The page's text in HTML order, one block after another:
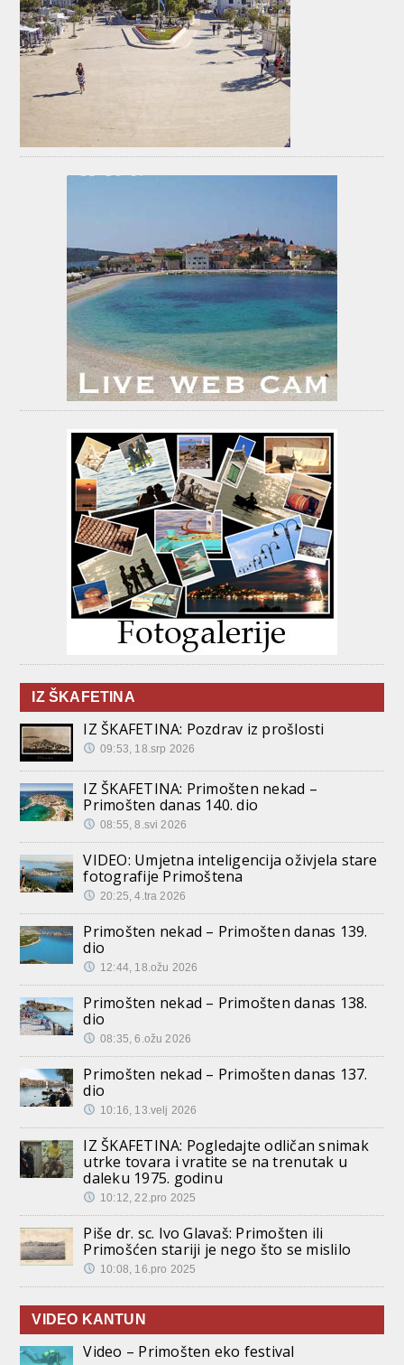
IZ ŠKAFETINA
IZ ŠKAFETINA: Pozdrav iz prošlosti
09:53, 18.srp 2026
IZ ŠKAFETINA: Primošten nekad –
Primošten danas 140. dio
08:55, 8.svi 2026
VIDEO: Umjetna inteligencija oživjela stare
fotografije Primoštena
20:25, 4.tra 2026
Primošten nekad – Primošten danas 139.
dio
12:44, 18.ožu 2026
Primošten nekad – Primošten danas 138.
dio
08:35, 6.ožu 2026
Primošten nekad – Primošten danas 137.
dio
10:16, 13.velj 2026
IZ ŠKAFETINA: Pogledajte odličan snimak
utrke tovara i vratite se na trenutak u
daleku 1975. godinu
10:12, 22.pro 2025
Piše dr. sc. Ivo Glavaš: Primošten ili
Primošćen stariji je nego što se mislilo
10:08, 16.pro 2025
VIDEO KANTUN
Video – Primošten eko festival